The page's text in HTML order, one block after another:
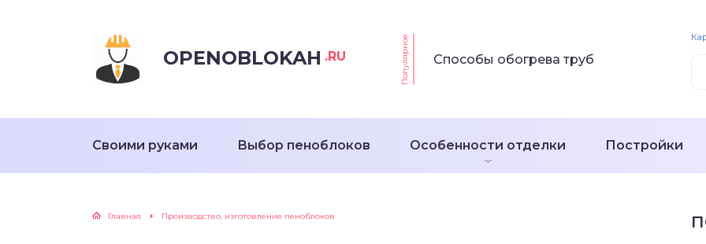
OPENOBLOKAH .RU Популярное Способы обогрева труб
Своими руками Выбор пеноблоков Особенности отделки Постройки
Главная Производство, изготовление пеноблоков